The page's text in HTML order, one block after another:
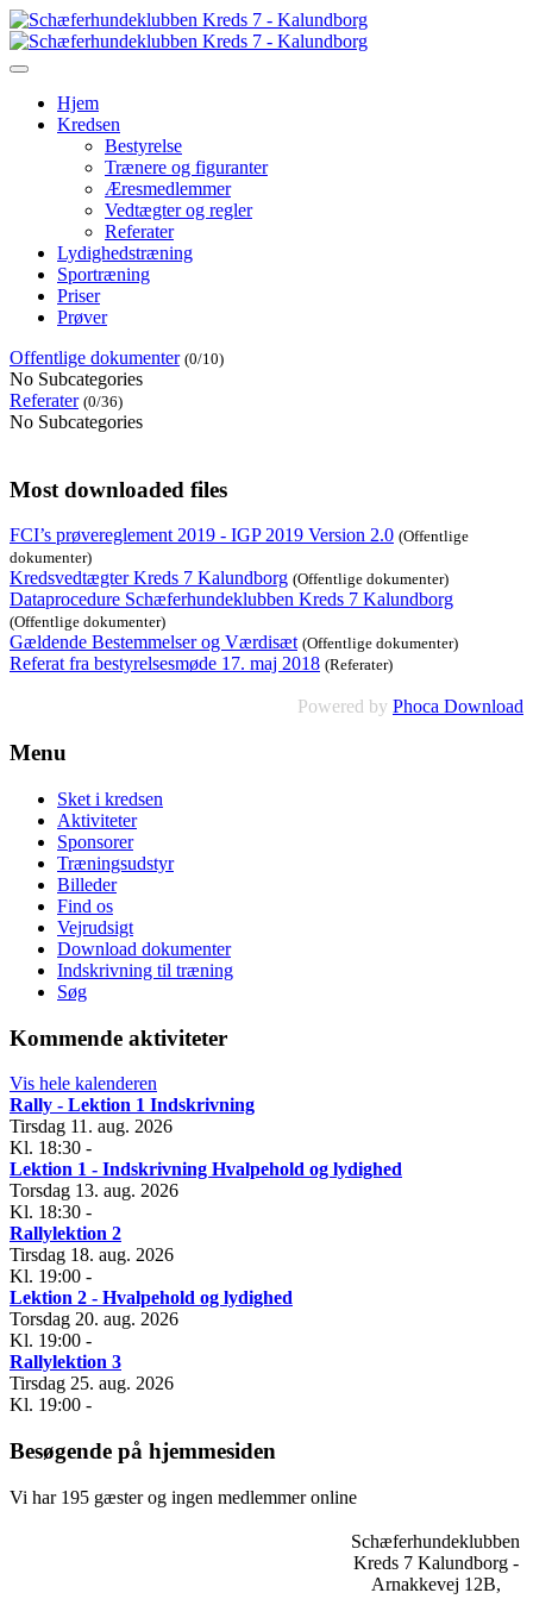
Hjem
Kredsen
Bestyrelse
Trænere og figuranter
Æresmedlemmer
Vedtægter og regler
Referater
Lydighedstræning
Sportræning
Priser
Prøver
Offentlige dokumenter (0/10)
No Subcategories
Referater (0/36)
No Subcategories
Most downloaded files
FCI’s prøvereglement 2019 - IGP 2019 Version 2.0 (Offentlige
dokumenter)
Kredsvedtægter Kreds 7 Kalundborg (Offentlige dokumenter)
Dataprocedure Schæferhundeklubben Kreds 7 Kalundborg
(Offentlige dokumenter)
Gældende Bestemmelser og Værdisæt (Offentlige dokumenter)
Referat fra bestyrelsesmøde 17. maj 2018 (Referater)
Powered by Phoca Download
Menu
Sket i kredsen
Aktiviteter
Sponsorer
Træningsudstyr
Billeder
Find os
Vejrudsigt
Download dokumenter
Indskrivning til træning
Søg
Kommende aktiviteter
Vis hele kalenderen
Rally - Lektion 1 Indskrivning
Tirsdag 11. aug. 2026
Kl. 18:30 -
Lektion 1 - Indskrivning Hvalpehold og lydighed
Torsdag 13. aug. 2026
Kl. 18:30 -
Rallylektion 2
Tirsdag 18. aug. 2026
Kl. 19:00 -
Lektion 2 - Hvalpehold og lydighed
Torsdag 20. aug. 2026
Kl. 19:00 -
Rallylektion 3
Tirsdag 25. aug. 2026
Kl. 19:00 -
Besøgende på hjemmesiden
Vi har 195 gæster og ingen medlemmer online
Schæferhundeklubben
Kreds 7 Kalundborg -
Arnakkevej 12B,